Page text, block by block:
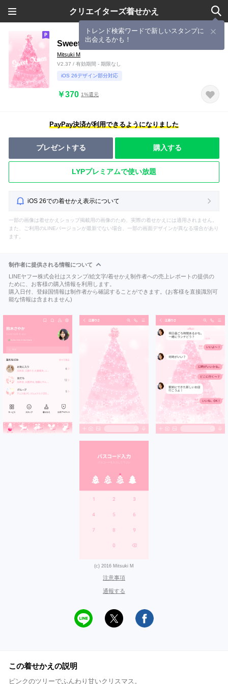
クリエイターズ着せかえ
トレンド検索ワードで新しいスタンプに
出会えるかも！
Sweet Xmas
Mitsuki M
V2.37 / 有効期間 - 期限なし
iOS 26デザイン部分対応
￥370 1%還元
PayPay決済が利用できるようになりました
プレゼントする 購入する
LYPプレミアムで使い放題
iOS 26での着せかえ表示について
一部の画像は着せかえショップ掲載用の画像のため、実際の着せかえには適用されません。
また、ご利用のLINEバージョンが最新でない場合、一部の画面デザインが異なる場合があり
ます。
制作者に提供される情報について
LINEヤフー株式会社はスタンプ/絵文字/着せかえ制作者への売上レポートの提供の
ために、お客様の購入情報を利用します。
購入日付、登録国情報は制作者から確認することができます。(お客様を直接識別可
能な情報は含まれません)
(c) 2016 Mitsuki M
注意事項
通報する
この着せかえの説明
ピンクのツリーでふんわり甘いクリスマス。